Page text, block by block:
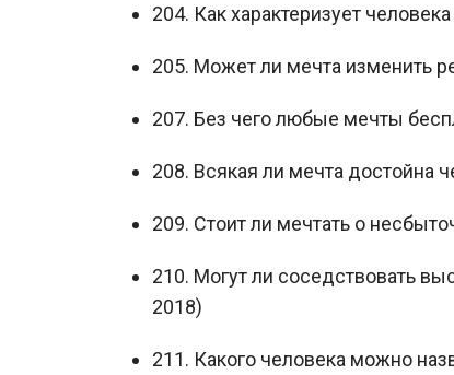
204. Как характеризует
205. Может ли мечта изменить
207. Без чего любые мечты
208. Всякая ли мечта достойна
209. Стоит ли мечтать о
210. Могут ли соседствовать
2018)
211. Какого человека можно